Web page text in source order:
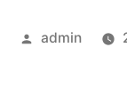
作
admin